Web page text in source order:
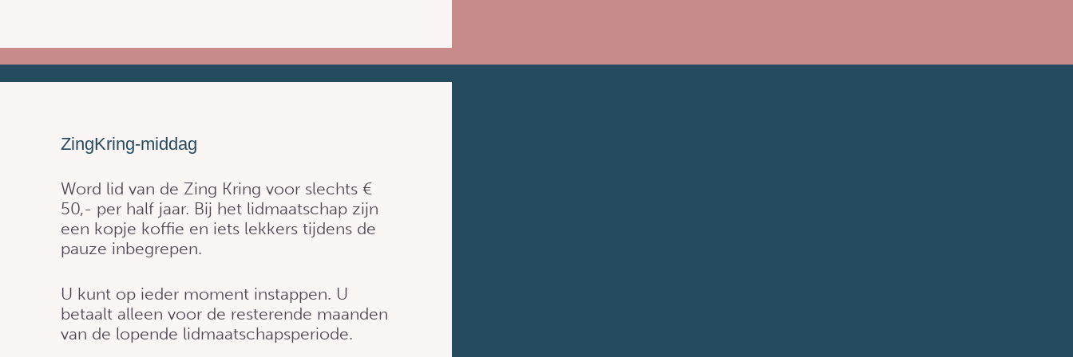
ZingKring-middag
Word lid van de Zing Kring voor slechts €
50,- per half jaar. Bij het lidmaatschap zijn
een kopje koffie en iets lekkers tijdens de
pauze inbegrepen.
U kunt op ieder moment instappen. U
betaalt alleen voor de resterende maanden
van de lopende lidmaatschapsperiode.